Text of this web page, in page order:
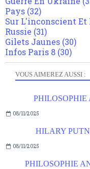
VOUS AIMEREZ AUSSI :
PHILOSOPHIE
08/11/2025
HILARY
08/11/2025
PHILOSOPHIE
Pays (32)
Sur L'inconscient Et
Russie (31)
Gilets Jaunes (30)
Infos Paris 8 (30)